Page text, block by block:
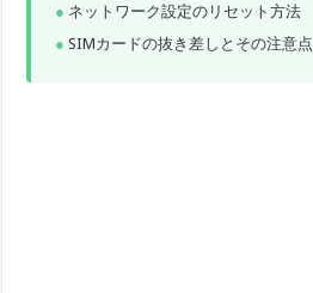
ネットワーク設定のリセット方法
SIMカードの抜き差しとその注意点